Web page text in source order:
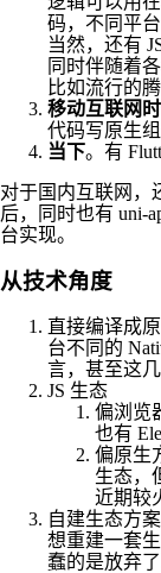
码，不同平
当然，还有
同时伴随着
比如流行的
移动互联网
代码写原生
当下。有
对于国内互联网，
后，同时也有 uni-
台实现。
从技术角度
直接编译成
台不同的
言，甚至这
JS 生态
偏浏览
也有
偏原生
生态，
近期较
自建生态方
想重建一套
蠢的是放弃